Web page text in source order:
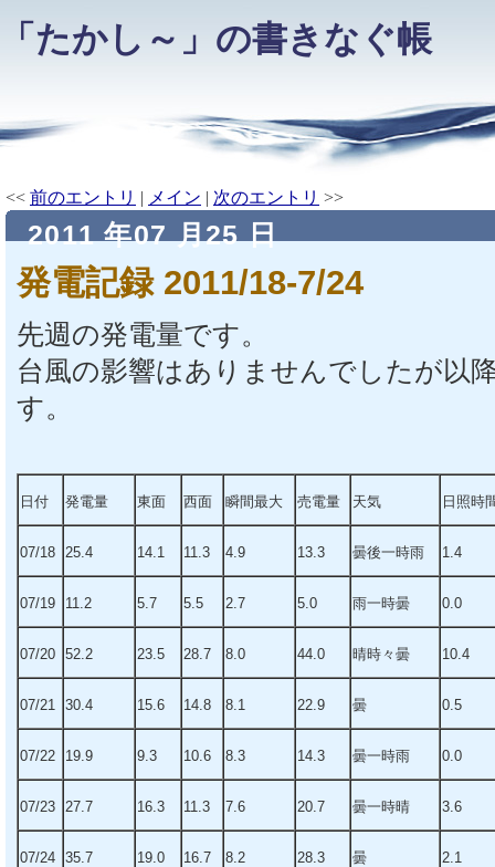
「たかし～」の書きなぐ帳
<< 前のエントリ | メイン | 次のエントリ >>
2011 年07 月25 日
発電記録 2011/18-7/24
先週の発電量です。
台風の影響はありませんでしたが以
す。
日付 発電量 東面 西面 瞬間最大 売電量 天気 日照時
07/18 25.4 14.1 11.3 4.9 13.3 曇後一時雨 1.4
07/19 11.2 5.7 5.5 2.7 5.0 雨一時曇 0.0
07/20 52.2 23.5 28.7 8.0 44.0 晴時々曇 10.4
07/21 30.4 15.6 14.8 8.1 22.9 曇 0.5
07/22 19.9 9.3 10.6 8.3 14.3 曇一時雨 0.0
07/23 27.7 16.3 11.3 7.6 20.7 曇一時晴 3.6
07/24 35.7 19.0 16.7 8.2 28.3 曇 2.1